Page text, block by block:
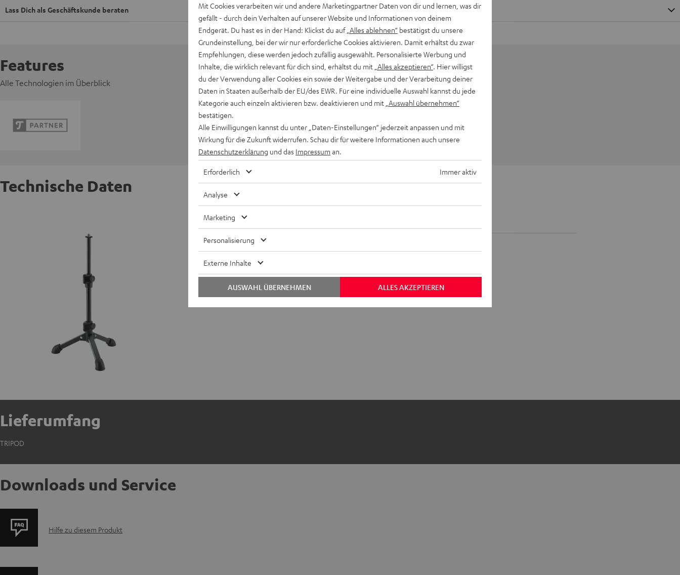
Lass Dich als Geschäftskunde beraten
Features
Alle Technologien im Überblick
Technische Daten
TRIPOD
Lieferumfang
TRIPOD
Downloads und Service
P
Hilfe zu diesem Produkt
Mit Cookies verarbeiten wir und andere Marketingpartner Daten von dir und lernen, was dir
gefällt - durch dein Verhalten auf unserer Website und Informationen von deinem
Endgerät. Du hast es in der Hand: Klickst du auf „Alles ablehnen“ bestätigst du unsere
Grundeinstellung, bei der wir nur erforderliche Cookies aktivieren. Damit erhältst du zwar
Empfehlungen, diese werden jedoch zufällig ausgewählt. Personalisierte Werbung und
Inhalte, die wirklich relevant für dich sind, erhältst du mit „Alles akzeptieren“. Hier willigst
du der Verwendung aller Cookies ein sowie der Weitergabe und der Verarbeitung deiner
Daten in Staaten außerhalb der EU/des EWR. Für eine individuelle Auswahl kannst du jede
Kategorie auch einzeln aktivieren bzw. deaktivieren und mit „Auswahl übernehmen“
bestätigen.
Alle Einwilligungen kannst du unter „Daten-Einstellungen“ jederzeit anpassen und mit
Wirkung für die Zukunft widerrufen. Schau dir für weitere Informationen auch unsere
Datenschutzerklärung und das Impressum an.
Erforderlich Immer aktiv
Analyse
Marketing
Personalisierung
Externe Inhalte
ALLES AKZEPTIEREN
AUSWAHL ÜBERNEHMEN